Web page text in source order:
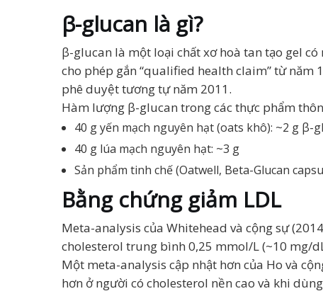
β-glucan là gì?
β-glucan là một loại chất xơ hoà tan tạo gel
cho phép gắn “qualified health claim” từ năm
phê duyệt tương tự năm 2011.
Hàm lượng β-glucan trong các thực phẩm
40 g yến mạch nguyên hạt (oats khô): ~2 g β-
40 g lúa mạch nguyên hạt: ~3 g
Sản phẩm tinh chế (Oatwell, Beta-Glucan
Bằng chứng giảm LDL
Meta-analysis của Whitehead và cộng sự
cholesterol trung bình 0,25 mmol/L (~10 mg/
Một meta-analysis cập nhật hơn của Ho và
hơn ở người có cholesterol nền cao và khi